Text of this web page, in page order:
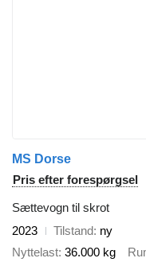
MS Dorse
Pris efter forespørgsel
Sættevogn til skrot
2023
Tilstand ny
Nyttelast 36.000 kg